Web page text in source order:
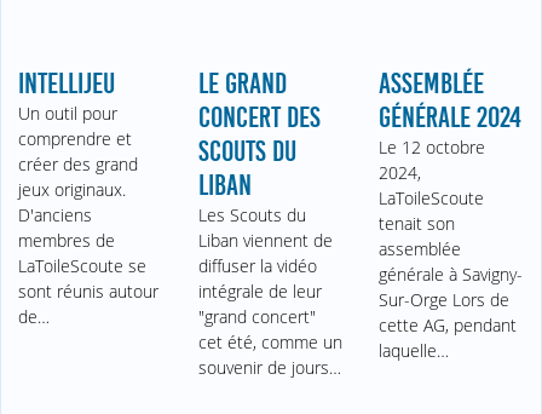
INTELLIJEU
Un outil pour
comprendre et
créer des grand
jeux originaux.
D'anciens
membres de
LaToileScoute se
sont réunis autour
de…
LE GRAND
CONCERT DES
SCOUTS DU
LIBAN
Les Scouts du
Liban viennent de
diffuser la vidéo
intégrale de leur
"grand concert"
cet été, comme un
souvenir de jours…
ASSEMBLÉE
GÉNÉRALE 2024
Le 12 octobre
2024,
LaToileScoute
tenait son
assemblée
générale à Savigny-
Sur-Orge Lors de
cette AG, pendant
laquelle…